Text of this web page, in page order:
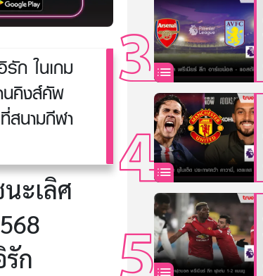
ก ในเกม
นคิงส์คัพ
นามกีฬา
ะเลิศ
ก